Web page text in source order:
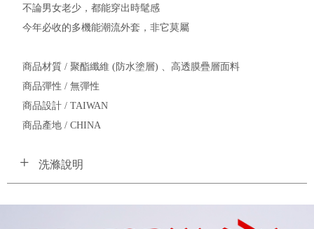
不論男女老少，都能穿出時髦感
今年必收的多機能潮流外套，非它莫屬
商品材質 / 聚酯纖維 (防水塗層) 、高透膜疊層面料
商品彈性 / 無彈性
商品設計 / TAIWAN
商品產地 / CHINA
洗滌說明